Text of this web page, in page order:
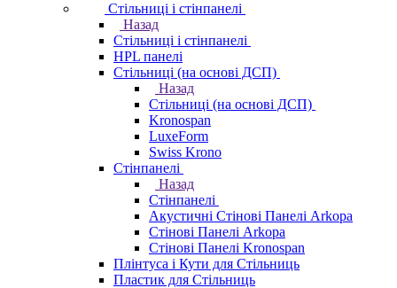
Стільниці і стінпанелі
Назад
Стільниці і стінпанелі
HPL панелі
Стільниці (на основі ДСП)
Назад
Стільниці (на основі ДСП)
Kronospan
LuxeForm
Swiss Krono
Стінпанелі
Назад
Стінпанелі
Акустичні Стінові Панелі Аrkopa
Стінові Панелі Arkopa
Стінові Панелі Kronospan
Плінтуса і Кути для Стільниць
Пластик для Стільниць